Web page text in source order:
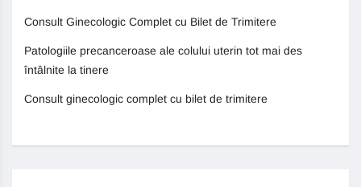
Consult Ginecologic Complet cu Bilet de Trimitere
Patologiile precanceroase ale colului uterin tot mai des
întâlnite la tinere
Consult ginecologic complet cu bilet de trimitere